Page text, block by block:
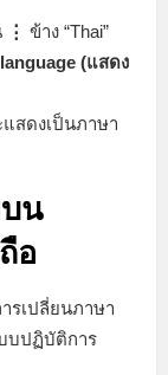
⋮ ข้าง “Thai”
(แสดง
สดงเป็นภาษา
น
อ
รเปลี่ยนภาษา
บปฏิบัติการ